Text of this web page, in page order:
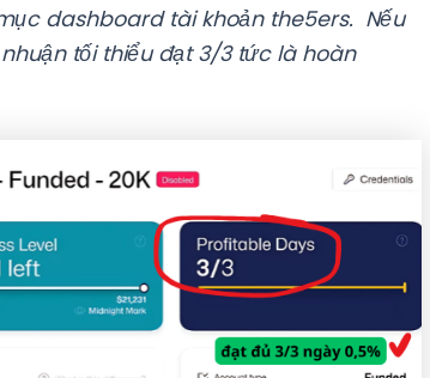
dashboard tài khoản the5ers. Nếu
tối thiểu đạt 3/3 tức là hoàn